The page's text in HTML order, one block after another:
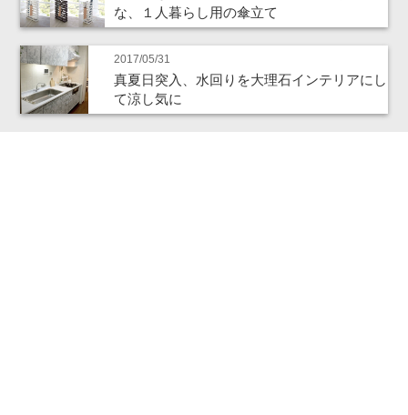
な、１人暮らし用の傘立て
2017/05/31
真夏日突入、水回りを大理石インテリアにし
て涼し気に